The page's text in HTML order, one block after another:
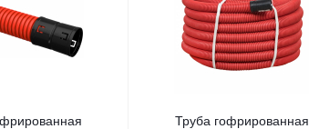
Труба гофрированная